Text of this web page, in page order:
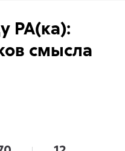
РА(ка):
смысла